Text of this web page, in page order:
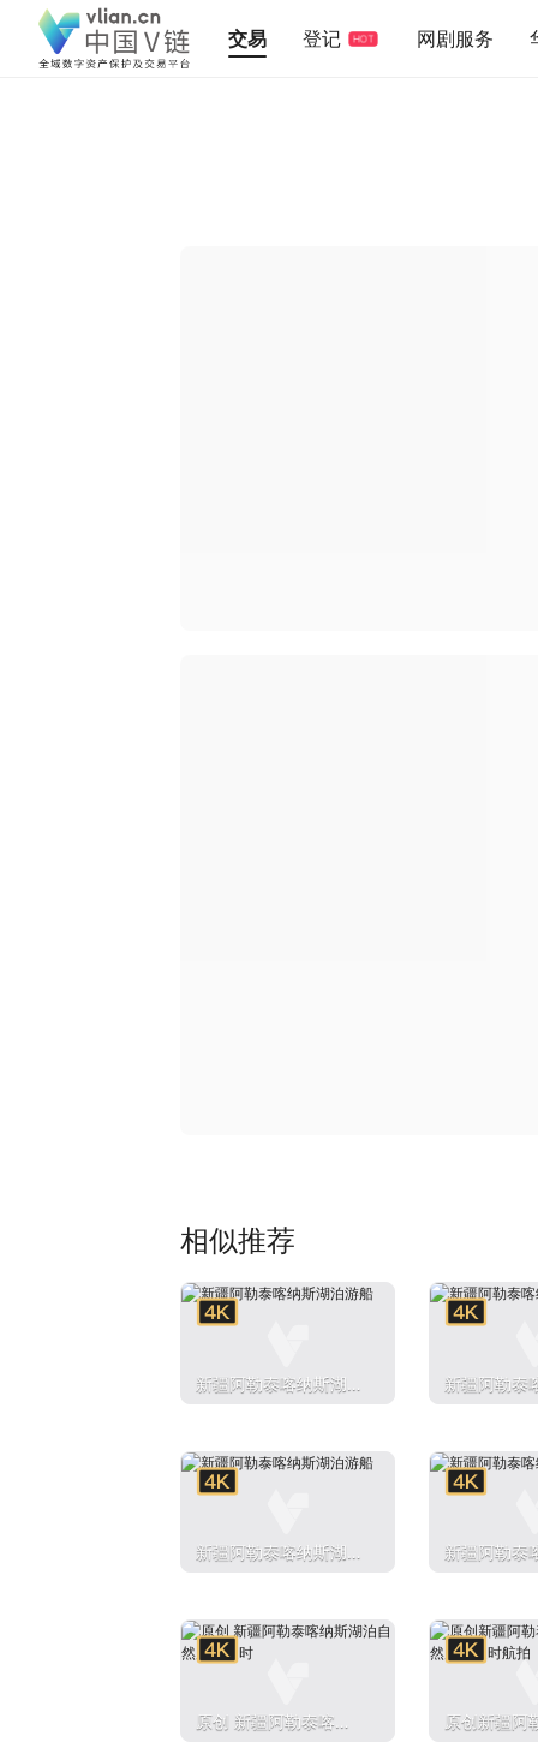
交易 登记 HOT 网剧服务
相似推荐
新疆阿勒泰喀纳斯湖泊
新疆阿勒泰
新疆阿勒泰喀纳斯湖泊
新疆阿勒泰
原创 新疆阿勒泰喀纳
原创新疆阿